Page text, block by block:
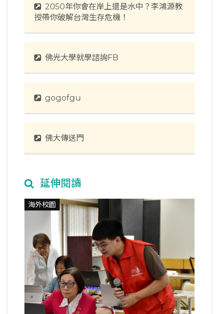
2050年你會在岸上還是水中？李鴻源教
授帶你破解台灣生存危機！
佛光大學就學諮詢FB
gogofgu
佛大傳送門
延伸閱讀
海外校園